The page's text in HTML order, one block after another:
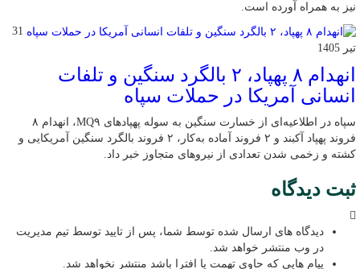
نیز به همراه آورده است.
31
تیر 1405
انهدام ۸ پهپاد، ۲ بالگرد سنگین و تلفات
انسانی آمریکا در حملات سپاه
سپاه در اطلاعیه‌ای از خسارت سنگین به سوله پهپادهای MQ۹، انهدام ۸
فروند پهپاد آکبند و ۲ فروند آماده به‌کار، ۲ فروند بالگرد سنگین آمریکایی و
کشته و زخمی شدن تعدادی از نیروهای متجاوز خبر داد.
ثبت دیدگاه
دیدگاه های ارسال شده توسط شما، پس از تایید توسط تیم مدیریت
در وب منتشر خواهد شد.
پیام هایی که حاوی تهمت یا افترا باشد منتشر نخواهد شد.